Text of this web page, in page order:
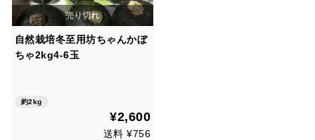
自然栽培冬至用坊ちゃんかぼ
ちゃ2kg4-6玉
約2kg
¥2,600
送料 ¥756